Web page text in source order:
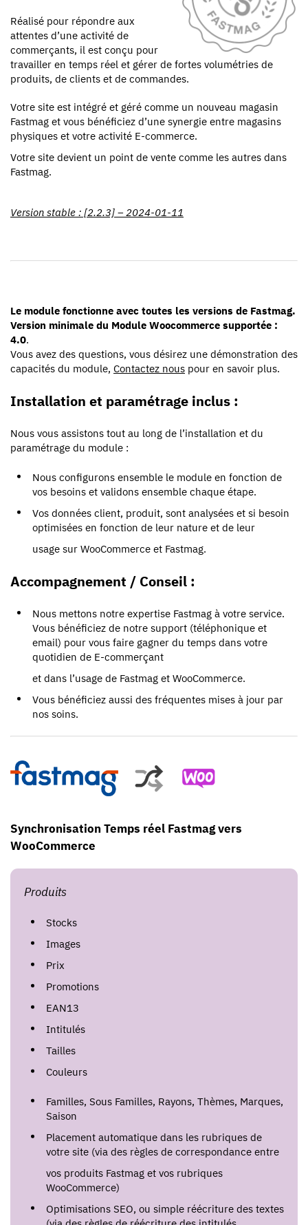
Réalisé pour répondre aux
attentes d’une activité de
commerçants, il est conçu pour
travailler en temps réel et gérer de fortes volumétries de
produits, de clients et de commandes.
Votre site est intégré et géré comme un nouveau magasin
Fastmag et vous bénéficiez d’une synergie entre magasins
physiques et votre activité E-commerce.
Votre site devient un point de vente comme les autres dans
Fastmag.
Version stable : [2.2.3] – 2024-01-11
Le module fonctionne avec toutes les versions de Fastmag.
Version minimale du Module Woocommerce supportée :
4.0.
Vous avez des questions, vous désirez une démonstration des
capacités du module, Contactez nous pour en savoir plus.
Installation et paramétrage inclus :
Nous vous assistons tout au long de l’installation et du
paramétrage du module :
Nous configurons ensemble le module en fonction de
vos besoins et validons ensemble chaque étape.
Vos données client, produit, sont analysées et si besoin
optimisées en fonction de leur nature et de leur
usage sur WooCommerce et Fastmag.
Accompagnement / Conseil :
Nous mettons notre expertise Fastmag à votre service.
Vous bénéficiez de notre support (téléphonique et
email) pour vous faire gagner du temps dans votre
quotidien de E-commerçant
et dans l’usage de Fastmag et WooCommerce.
Vous bénéficiez aussi des fréquentes mises à jour par
nos soins.
Synchronisation Temps réel Fastmag vers
WooCommerce
Produits
Stocks
Images
Prix
Promotions
EAN13
Intitulés
Tailles
Couleurs
Familles, Sous Familles, Rayons, Thèmes, Marques,
Saison
Placement automatique dans les rubriques de
votre site (via des règles de correspondance entre
vos produits Fastmag et vos rubriques
WooCommerce)
Optimisations SEO, ou simple réécriture des textes